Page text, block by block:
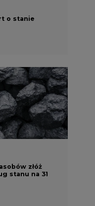
o stanie
złóż
stanu na 31